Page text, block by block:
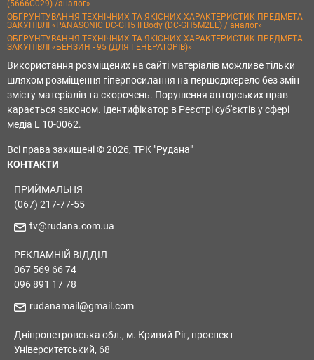
(5666C029) /аналог»
ОБҐРУНТУВАННЯ ТЕХНІЧНИХ ТА ЯКІСНИХ ХАРАКТЕРИСТИК ПРЕДМЕТА
ЗАКУПІВЛІ «PANASONIC DC-GH5 II Body (DC-GH5M2EE) / аналог»
ОБҐРУНТУВАННЯ ТЕХНІЧНИХ ТА ЯКІСНИХ ХАРАКТЕРИСТИК ПРЕДМЕТА
ЗАКУПІВЛІ «БЕНЗИН - 95 (ДЛЯ ГЕНЕРАТОРІВ)»
Використання розміщених на сайті матеріалів можливе тільки
шляхом розміщення гіперпосилання на першоджерело без змін
змісту матеріалів та скорочень. Порушення авторських прав
карається законом. Ідентифікатор в Реєстрі суб'єктів у сфері
медіа L 10-0062.
Всі права захищені © 2026, ТРК "Рудана"
КОНТАКТИ
ПРИЙМАЛЬНЯ
(067) 217-77-55
tv@rudana.com.ua
РЕКЛАМНІЙ ВІДДІЛ
067 569 66 74
096 891 17 78
rudanamail@gmail.com
Дніпропетровська обл., м. Кривий Ріг, проспект
Університетський, 68